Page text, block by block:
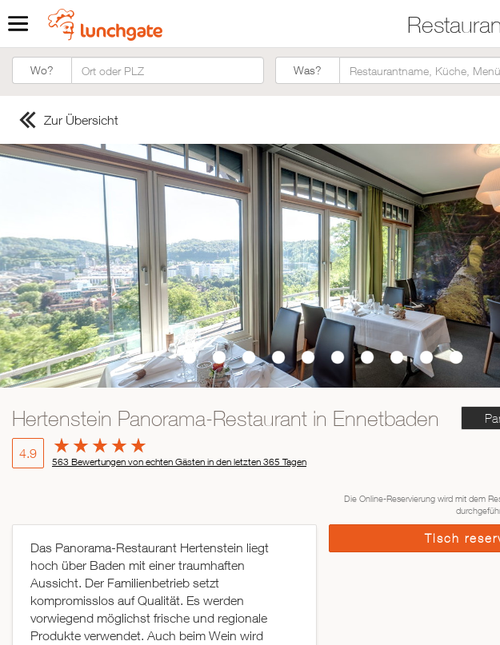
ZUR STARTSEITE ZUR RESTAURANTSUCHE
Wo? Was?Was?
Zur Übersicht
Hertenstein Panorama-Restaurant in Ennetbaden
4.9
563 Bewertungen von echten Gästen in den letzten 365 Tagen
Die Online-Reservierung wird mit dem
Das Panorama-Restaurant Hertenstein liegt
hoch über Baden mit einer traumhaften
Aussicht. Der Familienbetrieb setzt
kompromisslos auf Qualität. Es werden
vorwiegend möglichst frische und regionale
Produkte verwendet. Auch beim Wein wird
Tisch